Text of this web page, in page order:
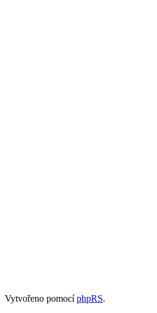
Vytvořeno pomocíphpRS.